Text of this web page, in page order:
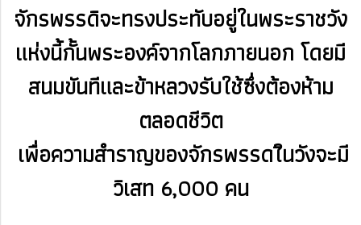
จักรพรรดิจะทรงประทับอยู่ในพระราชวัง
แห่งนี้กั้นพระองค์จากโลกภายนอก โดยมี
สนมขันทีและข้าหลวงรับใช้ซึ่งต้องห้าม
ตลอดชีวิต
เพื่อความสำราญของจักรพรรดใินวังจะมี
วิเสท 6,000 คน